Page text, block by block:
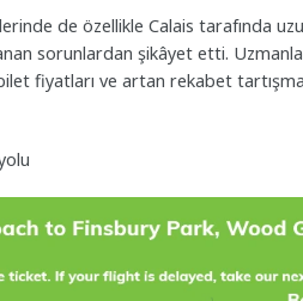
de özellikle Calais tarafında
sorunlardan şikâyet etti.
fiyatları ve artan rekabet